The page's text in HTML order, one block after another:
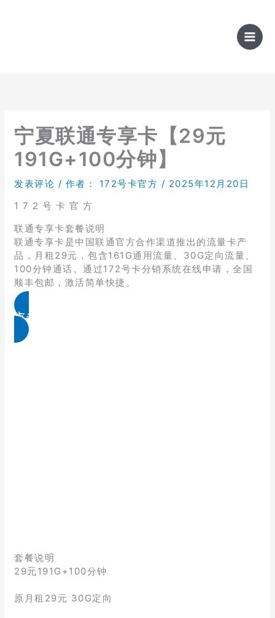
宁夏联通专享卡【29元
191G+100分钟】
发表评论 / 作者： 172号卡官方 / 2025年12月20日
1 7 2 号 卡 官 方
联通专享卡套餐说明
联通专享卡是中国联通官方合作渠道推出的流量卡产
品，月租29元，包含161G通用流量、30G定向流量、
100分钟通话。通过172号卡分销系统在线申请，全国
顺丰包邮，激活简单快捷。
点击免费领取
套餐说明
29元191G+100分钟
原月租29元 30G定向